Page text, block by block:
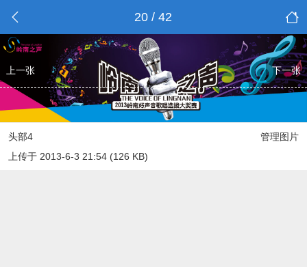
20 / 42
上一张 下一张
管理图片
头部4
上传于 2013-6-3 21:54 (126 KB)